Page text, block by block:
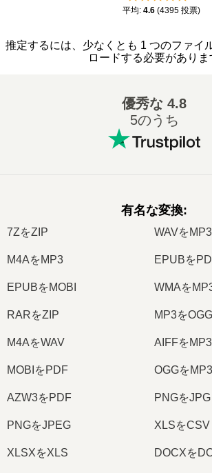
平均: 4.6 (4395 投票)
推定するには、少なくとも 1 つのファイ
ロードする必要がありま
優秀な 4.8
5のうち
有名な変換:
7ZをZIP WAVをMP3
M4AをMP3 EPUBを
EPUBをMOBI WMAを
RARをZIP MP3をOGG
M4AをWAV AIFFをMP3
MOBIをPDF OGGをMP3
AZW3をPDF PNGをJPG
PNGをJPEG XLSをCSV
XLSXをXLS DOCXを